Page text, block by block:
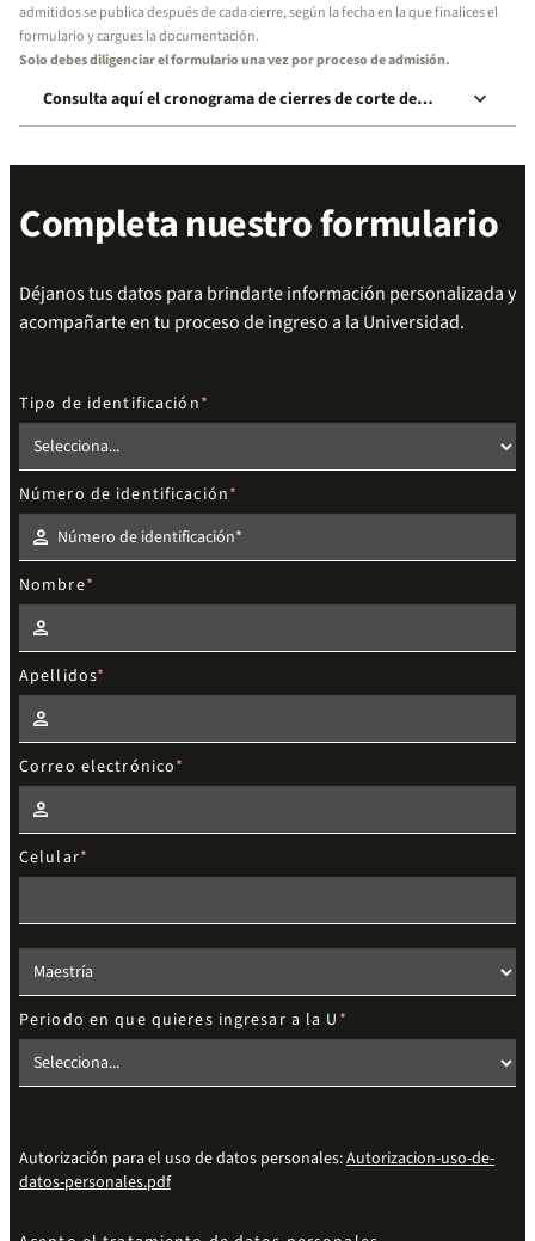
admitidos se publica después de cada cierre, según la fecha en la que finalices el
formulario y cargues la documentación.
Solo debes diligenciar el formulario una vez por proceso de admisión.
Consulta aquí el cronograma de cierres de corte de
inscripción
keyboard_arrow_down
Completa nuestro formulario
Déjanos tus datos para brindarte información personalizada y
acompañarte en tu proceso de ingreso a la Universidad.
Tipo de identificación
Número de identificación
Nombre
Apellidos
Correo electrónico
Celular
Elige el nivel de estudios
Periodo en que quieres ingresar a la U
Autorización para el uso de datos personales:Autorizacion-uso-de-
datos-personales.pdf